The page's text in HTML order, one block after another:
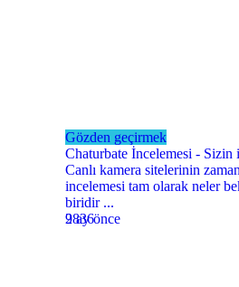
Gözden geçirmek
Chaturbate İncelemesi -
Canlı kamera sitelerinin
incelemesi tam olarak neler
biridir ...
9 ay önce
2836